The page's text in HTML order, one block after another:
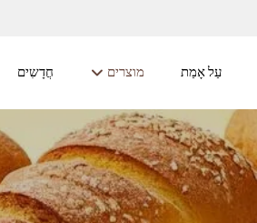
עַל אָמַת מוצרים חֲדָשִים